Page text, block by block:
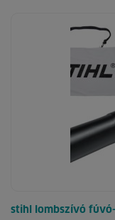
stihl lombszívó